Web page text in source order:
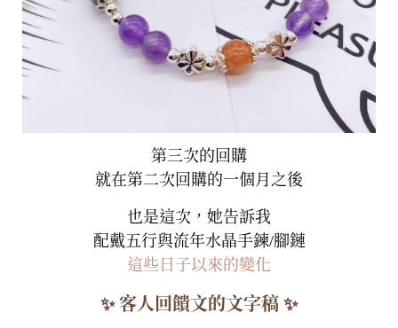
第三次的回購
就在第二次回購的一個月之後
也是這次，她告訴我
配戴五行與流年水晶手鍊/腳鏈
這些日子以來的變化
✨ 客人回饋文的文字稿 ✨